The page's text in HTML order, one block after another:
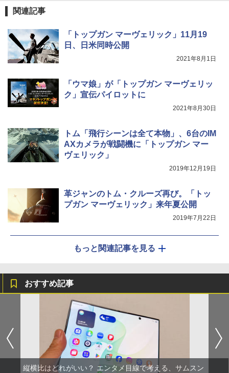
関連記事
「トップガン マーヴェリック」11月19
日、日米同時公開
2021年8月1日
「ウマ娘」が「トップガン マーヴェリッ
ク」宣伝パイロットに
2021年8月30日
トム「飛行シーンは全て本物」、6台のIM
AXカメラが戦闘機に「トップガン マー
ヴェリック」
2019年12月19日
革ジャンのトム・クルーズ再び。「トッ
プガン マーヴェリック」来年夏公開
2019年7月22日
もっと関連記事を見る
おすすめ記事
縦横比はどれがいい？ エンタメ目線で考える、サムスン